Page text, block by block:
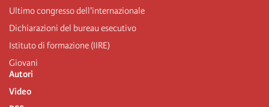
Ultimo congresso dell'internazionale
Dichiarazioni del bureau esecutivo
Istituto di formazione (IIRE)
Giovani
Autori
Video